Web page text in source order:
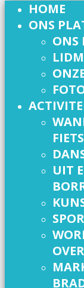
HOME
ONS
ONS
UIT